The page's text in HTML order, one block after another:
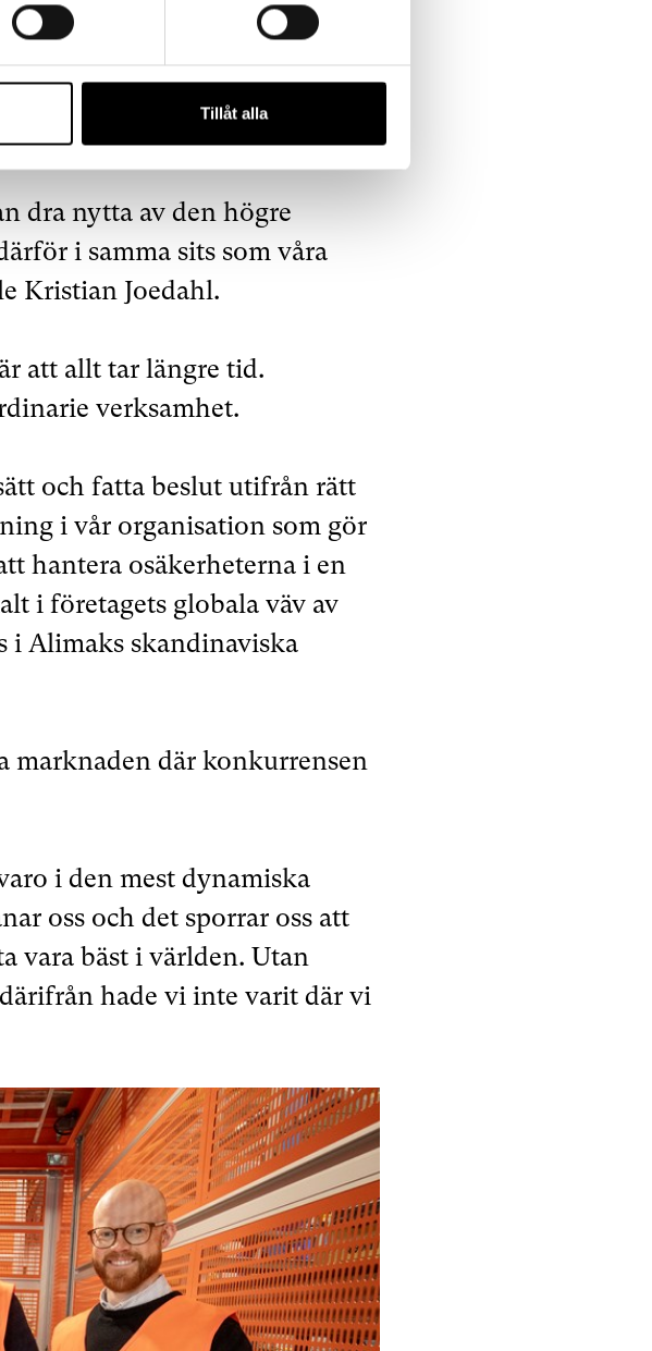
Tillåt alla
Alimak gruppens omsättning.
slipper därför tull på
del av ordersumman.
dra nytta av den högre
i samma sits som våra
Kristian Joedahl.
att allt tar längre tid.
verksamhet.
och fatta beslut utifrån rätt
i vår organisation som gör
hantera osäkerheterna i en
i företagets globala väv av
i Alimaks skandinaviska
marknaden där konkurrensen
i den mest dynamiska
oss och det sporrar oss att
vara bäst i världen. Utan
hade vi inte varit där vi